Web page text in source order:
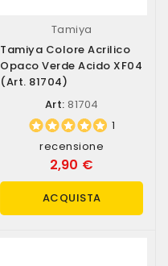
Tamiya
Tamiya Colore Acrilico
Opaco Verde Acido XF04
(art. 81704)
Art: 81704
1
recensione
2,90 €
ACQUISTA